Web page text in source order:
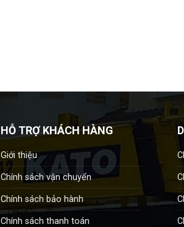
HỖ TRỢ KHÁCH HÀNG
Giới thiệu
Chính sách vận chuyển
Chính sách bảo hành
Chính sách thanh toán